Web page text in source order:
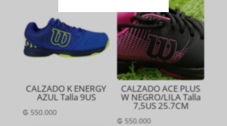
CALZADO K ENERGY
AZUL Talla 9US
₲550.000
CALZADO ACE PLUS
W NEGRO/LILA Talla
7,5US 25.7CM
₲ 550.000